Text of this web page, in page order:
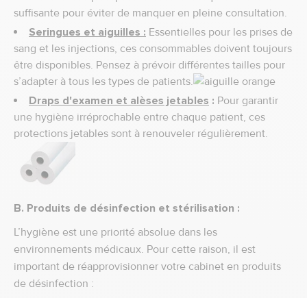
suffisante pour éviter de manquer en pleine consultation.
Seringues et aiguilles : Essentielles pour les prises de
sang et les injections, ces consommables doivent toujours
être disponibles. Pensez à prévoir différentes tailles pour
s’adapter à tous les types de patients.
Draps d'examen et alèses jetables : Pour garantir
une hygiène irréprochable entre chaque patient, ces
protections jetables sont à renouveler régulièrement.
B. Produits de désinfection et stérilisation :
L’hygiène est une priorité absolue dans les
environnements médicaux. Pour cette raison, il est
important de réapprovisionner votre cabinet en produits
de désinfection :